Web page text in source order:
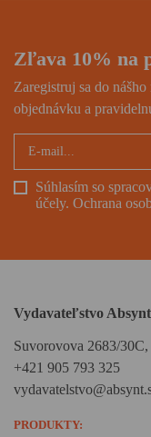
Zľava 10% na
Zaregistruj sa do
objednávku a
Súhlasím so
účely. Ochrana
Vydavateľstvo
Suvorovova 2683/
+421 905 793 325
PRODUKTY: